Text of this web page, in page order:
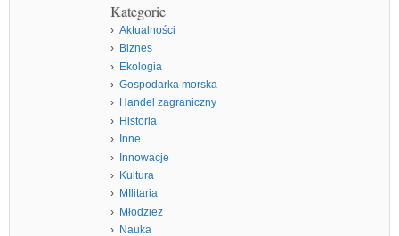
Kategorie
Aktualności
Biznes
Ekologia
Gospodarka morska
Handel zagraniczny
Historia
Inne
Innowacje
Kultura
MIlitaria
Młodzież
Nauka